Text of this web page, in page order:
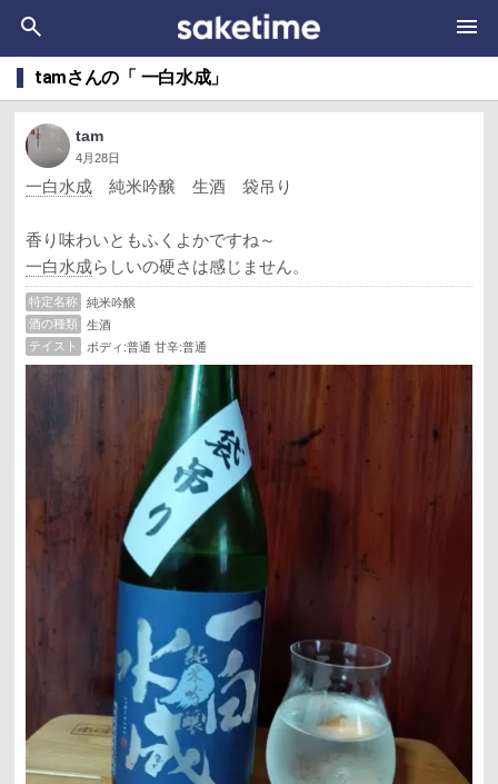
tamさんの「 一白水成」
tam
4月28日
一白水成 純米吟醸 生酒 袋吊り
香り味わいともふくよかですね～
一白水成らしいの硬さは感じません。
特定名称
純米吟醸
酒の種類
生酒
テイスト
ボディ:普通 甘辛:普通